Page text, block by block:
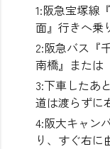
1:阪急宝塚線
面』行きへ乗
2:阪急バス『
南橋』または
3:下車したあ
道は渡らずに
4:阪大キャン
り、すぐ右に